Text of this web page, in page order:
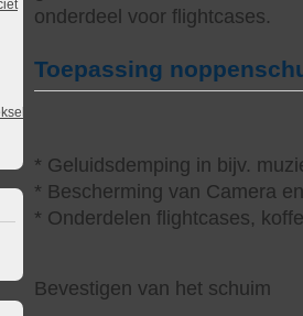
onderdeel voor flightcases.
Toepassing
* Geluidsdemping in bijv.
* Bescherming van Camera
* Onderdelen flightcases,
Bevestigen van het schuim